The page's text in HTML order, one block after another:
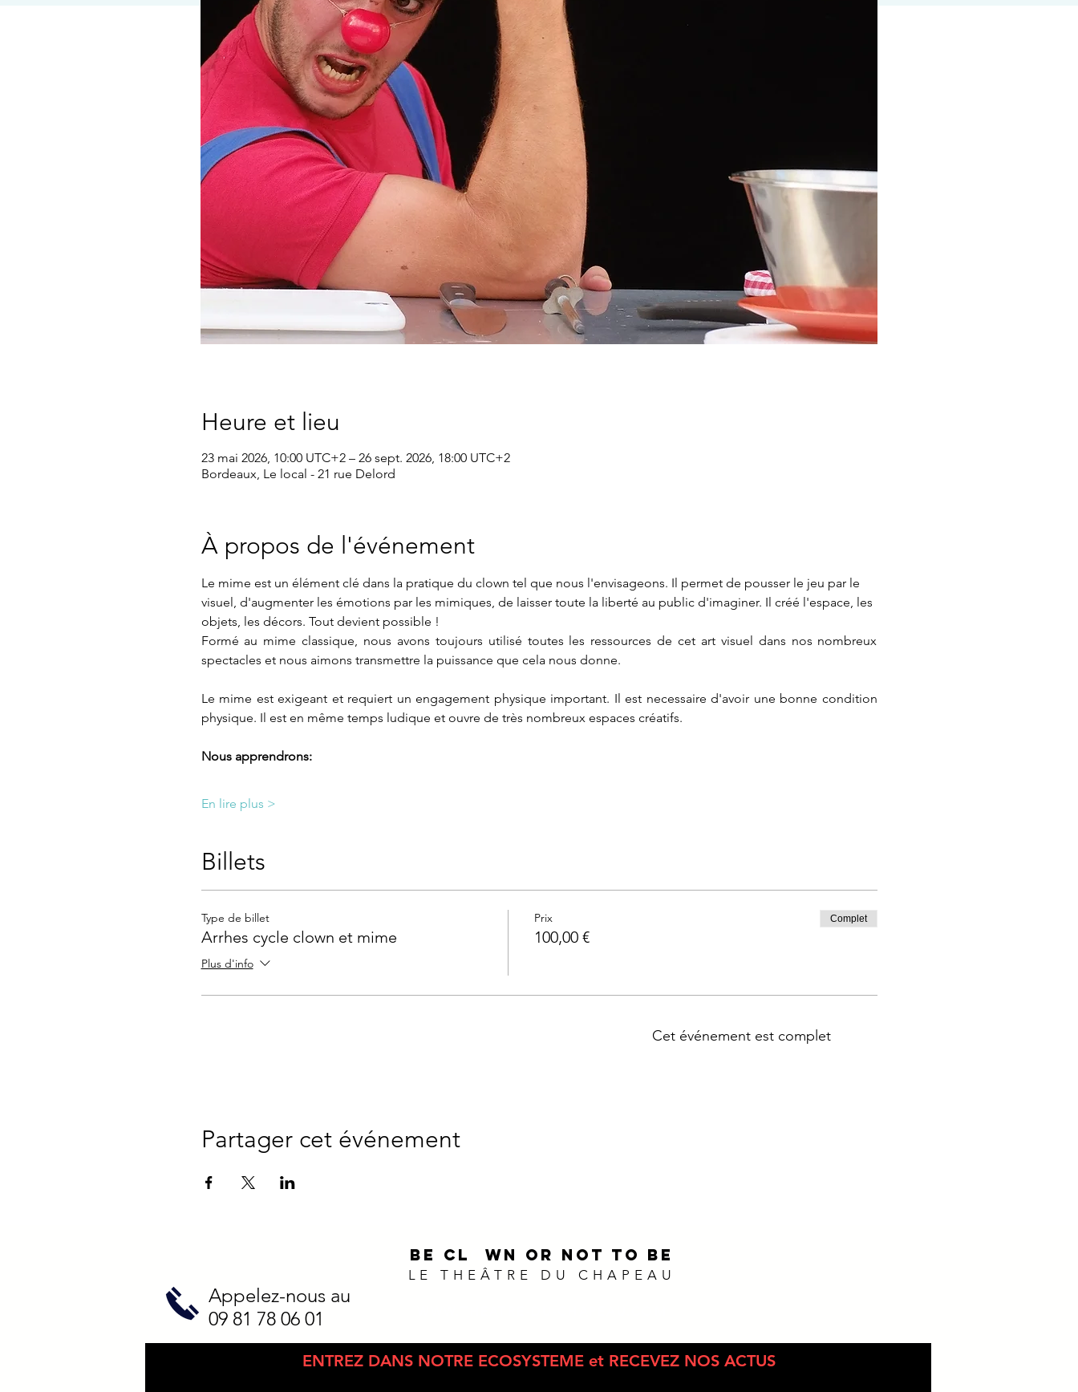
Heure et lieu
23 mai 2026, 10:00 UTC+2 – 26 sept. 2026, 18:00 UTC+2
Bordeaux, Le local - 21 rue Delord
À propos de l'événement
Le mime est un élément clé dans la pratique du clown tel que nous l'envisageons. Il permet de pousser le jeu par le
visuel, d'augmenter les émotions par les mimiques, de laisser toute la liberté au public d'imaginer. Il créé l'espace, les
objets, les décors. Tout devient possible !
Formé au mime classique, nous avons toujours utilisé toutes les ressources de cet art visuel dans nos nombreux
spectacles et nous aimons transmettre la puissance que cela nous donne.
Le mime est exigeant et requiert un engagement physique important. Il est necessaire d'avoir une bonne condition
physique. Il est en même temps ludique et ouvre de très nombreux espaces créatifs.
Nous apprendrons:
En lire plus >
Billets
Type de billet
Arrhes cycle clown et mime
Plus d'info
Prix
100,00 €
Complet
Cet événement est complet
Partager cet événement
BE CL WN OR NOT TO BE
LE THEÂTRE DU CHAPEAU
Suivez-nous sur :
ENTREZ DANS NOTRE ECOSYSTEME et RECEVEZ NOS ACTUS
Appelez-nous au
09 81 78 06 01